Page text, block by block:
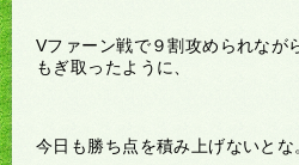
Vファーン戦で９割攻められなが
もぎ取ったように、
今日も勝ち点を積み上げないとな